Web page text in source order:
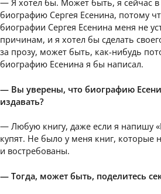
— Я хотел бы. Может быть, я сейчас в
биографию Сергея Есенина, потому
биографии Сергея Есенина меня не
причинам, и я хотел бы сделать
за прозу, может быть, как-нибудь
биографию Есенина я бы написал.
— Вы уверены, что биографию
издавать?
— Любую книгу, даже если я напишу
купят. Не было у меня книг,
и востребованы.
— Тогда, может быть, поделитесь